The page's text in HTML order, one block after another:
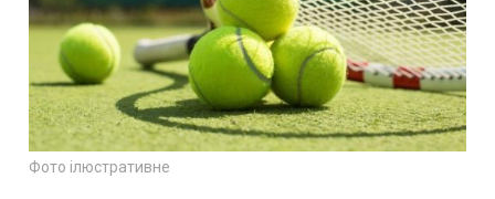
Фото ілюстративне